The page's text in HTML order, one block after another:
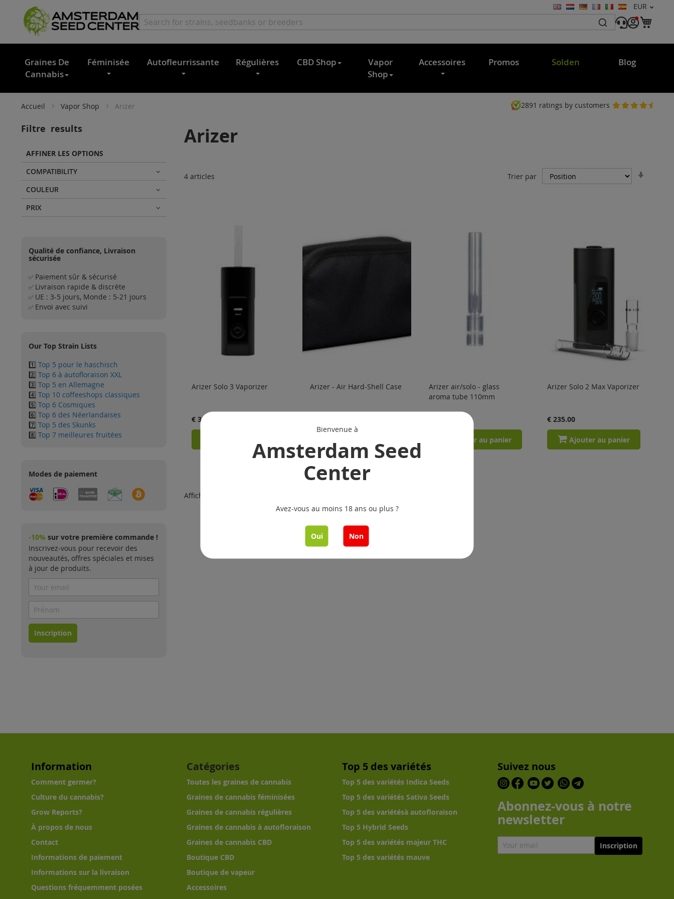
Devise
EUR
Langue
Graines De
Cannabis
Féminisée Autofleurrissante Régulières CBD Shop
Vapor
Shop
Accessoires Promos Solden Blog
Accueil Vapor Shop Arizer 2891 ratings by customers
Arizer
4 articles Trier par
Arizer Solo 3 Vaporizer
€ 329.00
Arizer - Air Hard-Shell Case
Arizer air/solo - glass
aroma tube 110mm
Ajouter au panier
Arizer Solo 2 Max Vaporizer
€ 235.00
Ajouter au panier
Afficher
Filtre results
AFFINER LES OPTIONS
COMPATIBILITY
COULEUR
PRIX
Qualité de confiance, Livraison
sécurisée
✅ Paiement sûr & sécurisé
✅ Livraison rapide & discrète
✅ UE : 3-5 jours, Monde : 5-21 jours
✅ Envoi avec suivi
Our Top Strain Lists
1️⃣ Top 5 pour le haschisch
2️⃣ Top 6 à autofloraison XXL
3️⃣ Top 5 en Allemagne
4️⃣ Top 10 coffeeshops classiques
5️⃣ Top 6 Cosmiques
6️⃣ Top 6 des Néerlandaises
7️⃣ Top 5 des Skunks
8️⃣ Top 7 meilleures fruitées
Modes de paiement
-10% sur votre première commande !
Inscrivez-vous pour recevoir des
nouveautés, offres spéciales et mises
à jour de produits.
Inscription
Bienvenue à
Amsterdam Seed
Center
Avez-vous au moins 18 ans ou plus ?
Oui Non
Information
Comment germer?
Culture du cannabis?
Grow Reports?
À propos de nous
Contact
Informations de paiement
Informations sur la livraison
Questions fréquemment posées
Catégories
Toutes les graines de cannabis
Graines de cannabis féminisées
Graines de cannabis régulières
Graines de cannabis à autofloraison
Graines de cannabis CBD
Boutique CBD
Boutique de vapeur
Accessoires
Top 5 des variétés
Top 5 des variétés Indica Seeds
Top 5 des variétés Sativa Seeds
Top 5 des variétésà autofloraison
Top 5 Hybrid Seeds
Top 5 des variétés majeur THC
Top 5 des variétés mauve
Suivez nous
Abonnez-vous à notre
newsletter
Inscription